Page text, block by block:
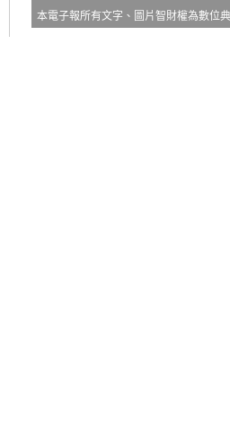
本電子報所有文字、圖片智財權為數位